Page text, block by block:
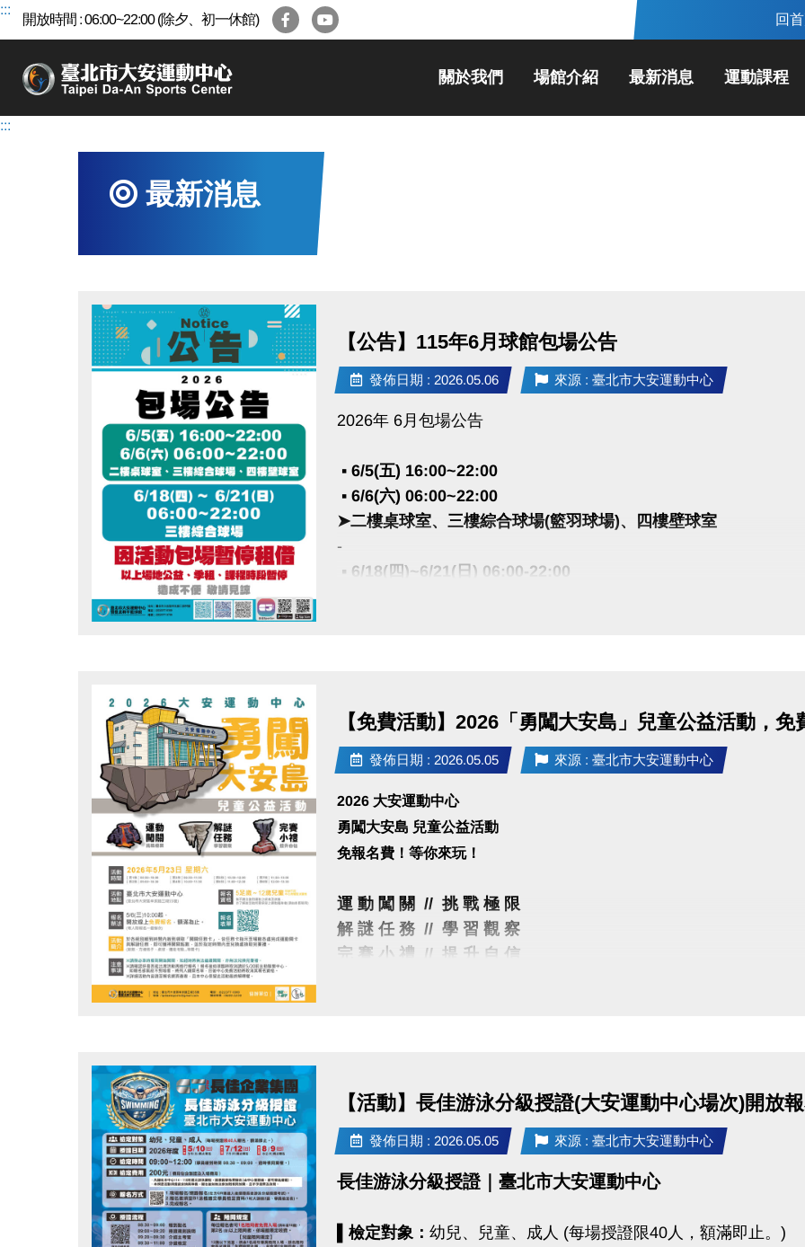
跳
區
:::
開放時間 : 06:00~22:00 (除夕、初一休館) 回
關於我們 場館介紹 最新消息 運動課程
:::
最新消息
【公告】115年6月球館包場公告
發佈日期 : 2026.05.06 來源 : 臺北市大安運動中心
2026年 6月包場公告
▪︎ 6/5(五) 16:00~22:00
▪︎ 6/6(六) 06:00~22:00
➤二樓桌球室、三樓綜合球場(籃羽球場)、四樓壁球室
-
▪︎ 6/18(四)~6/21(日) 06:00-22:00
造成不便 敬請見諒
【免費活動】2026「勇闖大安島」兒童公益活動，免
發佈日期 : 2026.05.05 來源 : 臺北市大安運動中心
2026 大安運動中心
勇闖大安島 兒童公益活動
免報名費！等你來玩！
運 動 闖 關 // 挑 戰 極 限
解 謎 任 務 // 學 習 觀 察
完 賽 小 禮 // 提 升 自 信
家長陪同)。
▌活動地點：臺北市大安運動中心(臺北市大安區辛亥路三段55號)
▌活動簡介：於各組別報到時間內簽到領取「闖關任務卡」，依
務，即可獲得闖關點數，並於指定時間內至兌換處換取完賽禮。(
▌合作單位｜方塊格子、穿揚射藝
【活動】長佳游泳分級授證(大安運動中心場次)開放報
發佈日期 : 2026.05.05 來源 : 臺北市大安運動中心
長佳游泳分級授證｜臺北市大安運動中心
▌檢定對象： 幼兒、兒童、成人 (每場授證限40人，額滿即止。)